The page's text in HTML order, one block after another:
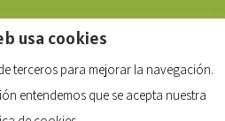
usa cookies
terceros para mejorar la navegación.
entendemos que se acepta nuestra